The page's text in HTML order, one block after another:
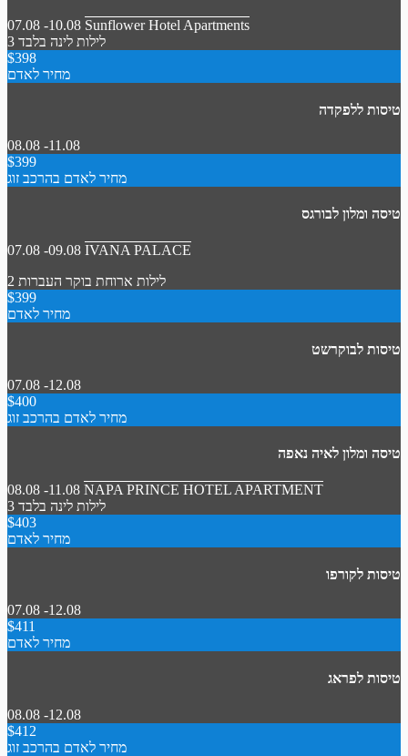
07.08 -10.08 Sunflower Hotel Apartments
3 לילות לינה בלבד
$398
מחיר לאדם
טיסות ללפקדה
08.08 -11.08
$399
מחיר לאדם בהרכב זוג
טיסה ומלון לבורגס
07.08 -09.08 IVANA PALACE
2 לילות ארוחת בוקר העברות
$399
מחיר לאדם
טיסות לבוקרשט
07.08 -12.08
$400
מחיר לאדם בהרכב זוג
טיסה ומלון לאיה נאפה
08.08 -11.08 NAPA PRINCE HOTEL APARTMENT
3 לילות לינה בלבד
$403
מחיר לאדם
טיסות לקורפו
07.08 -12.08
$411
מחיר לאדם
טיסות לפראג
08.08 -12.08
$412
מחיר לאדם בהרכב זוג